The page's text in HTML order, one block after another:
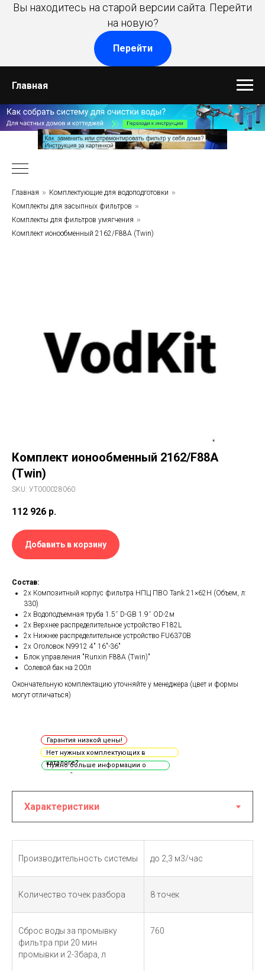
Вы находитесь на старой версии сайта. Перейти
на новую?
Перейти
Главная
Главная » Комплектующие для водоподготовки »
Комплекты для засыпных фильтров »
Комплекты для фильтров умягчения »
Комплект ионообменный 2162/F88A (Twin)
Комплект ионообменный 2162/F88A
(Twin)
SKU: УТ000028060
112 926 р.
Добавить в корзину
Состав:
2х Композитный корпус фильтра НПЦ ПВО Tank 21×62H (Объем, л:
330)
2х Водоподъемная труба 1.5˝ D-GB 1.9˝ OD-2м
2х Верхнее распределительное устройство F182L
2х Нижнее распределительное устройство FU6370B
2х Оголовок N9912 4" 16"-36"
Блок управления "Runxin F88A (Twin)"
Солевой бак на 200л
Окончательную комплектацию уточняйте у менеджера (цвет и формы
могут отличаться)
Гарантия низкой цены!
Нужно больше информации о
товаре?
Нет нужных комплектующих в
каталоге?
Производительность системы до 2,3 м3/час
Количество точек разбора 8 точек
Сброс воды за промывку
фильтра при 20 мин
промывки и 2-3бара, л
760